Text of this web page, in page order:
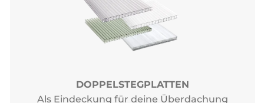
DOPPELSTEGPLATTEN
Als Eindeckung für deine Überdachung